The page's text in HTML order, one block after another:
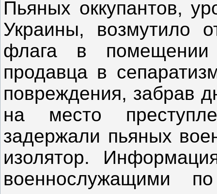
Пьяных оккупантов,
Украины, возмутило
флага в помещении
продавца в
повреждения, забрав
на место
задержали пьяных
изолятор.
военнослужащими